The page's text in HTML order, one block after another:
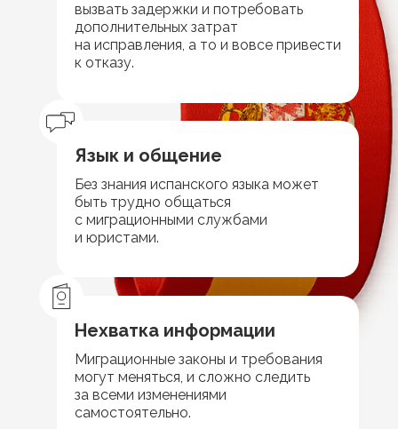
вызвать задержки и потребовать
дополнительных затрат
на исправления, а то и вовсе привести
к отказу.
Без знания испанского языка может
быть трудно общаться
с миграционными службами
и юристами.
Язык и общение
Миграционные законы и требования
могут меняться, и сложно следить
за всеми изменениями
самостоятельно.
Нехватка информации